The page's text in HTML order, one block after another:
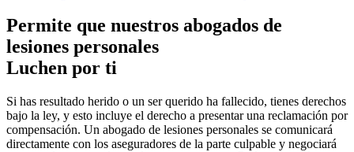
Permite que nuestros abogados de
lesiones personales
Luchen por ti
Si has resultado herido o un ser querido ha fallecido, tienes derechos
bajo la ley, y esto incluye el derecho a presentar una reclamación por
compensación. Un abogado de lesiones personales se comunicará
directamente con los aseguradores de la parte culpable y negociará